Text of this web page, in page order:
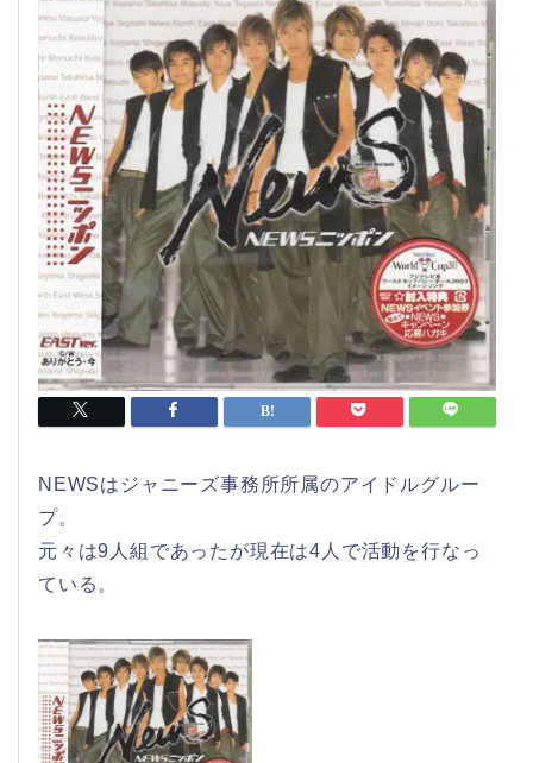
NEWSはジャニーズ事務所所属のアイドルグルー
プ。
元々は9人組であったが現在は4人で活動を行なっ
ている。